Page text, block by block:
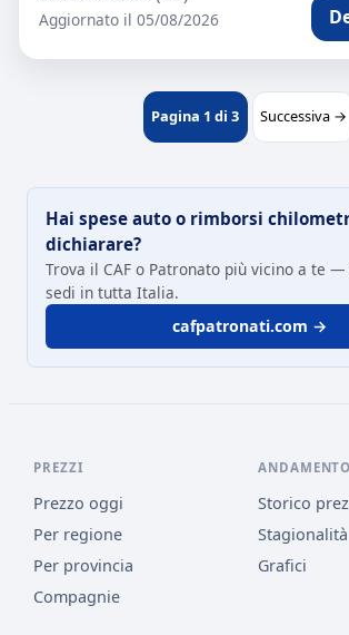
Aggiornato il 05/08/2026
Pagina 1 di 3 Successiva →
Hai spese auto o rimborsi
dichiarare?
Trova il CAF o Patronato più vicino a te
sedi in tutta Italia.
cafpatronati.com →
PREZZI
Prezzo oggi
Per regione
Per provincia
Compagnie
ANDAMENTO
Storico
Stagionalità
Grafici